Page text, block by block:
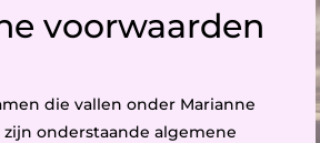
voorwaarden
die vallen onder Marianne
onderstaande algemene